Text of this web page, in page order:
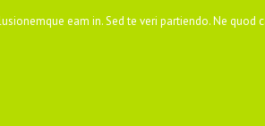
eam in. Sed te veri partiendo. Ne